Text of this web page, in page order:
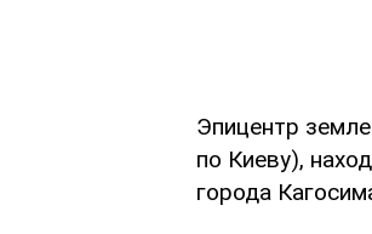
Эпицентр
по Киеву),
города